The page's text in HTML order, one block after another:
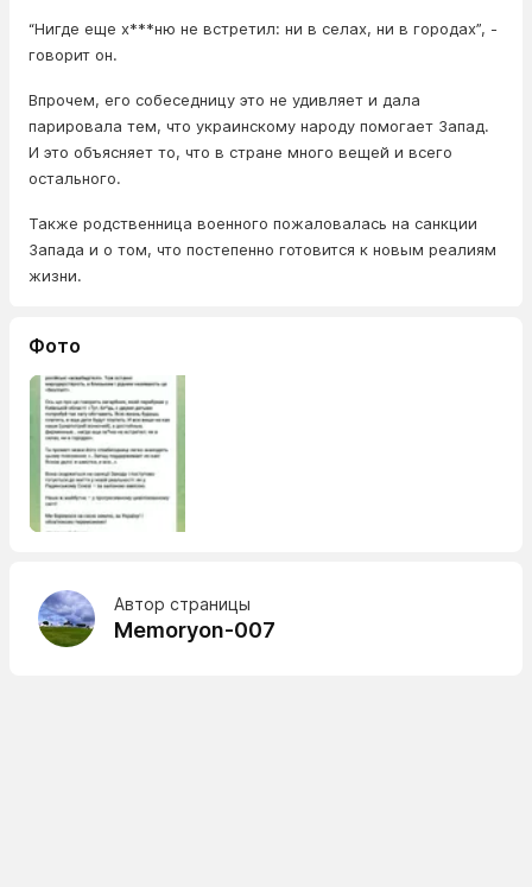
“Нигде еще х***ню не встретил: ни в селах, ни в городах”, -
говорит он.
Впрочем, его собеседницу это не удивляет и дала
парировала тем, что украинскому народу помогает Запад.
И это объясняет то, что в стране много вещей и всего
остального.
Также родственница военного пожаловалась на санкции
Запада и о том, что постепенно готовится к новым реалиям
жизни.
Фото
Автор страницы
Memoryon-007